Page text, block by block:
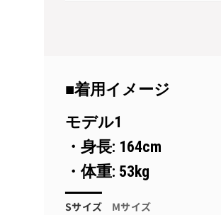
■着用イメージ
モデル1
・身長: 164cm
・体重: 53kg
Sサイズ Mサイズ